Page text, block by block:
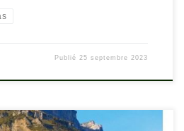
Publié 25 septembre 2023